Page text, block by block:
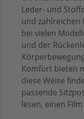
Leder- und
und zahlreichen
bei vielen
und der
Komfort bieten
diese Weise
passende
lesen, einen